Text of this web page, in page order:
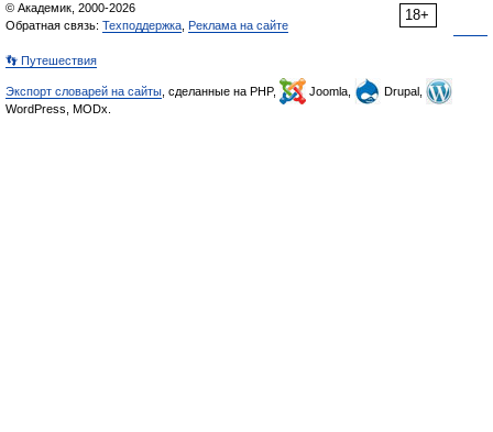
18+
© Академик, 2000-2026
Обратная связь: Техподдержка Реклама на сайте
👣 Путешествия
Экспорт словарей на сайты , сделанные на PHP, Joomla,
Drupal,
WordPress, MODx.